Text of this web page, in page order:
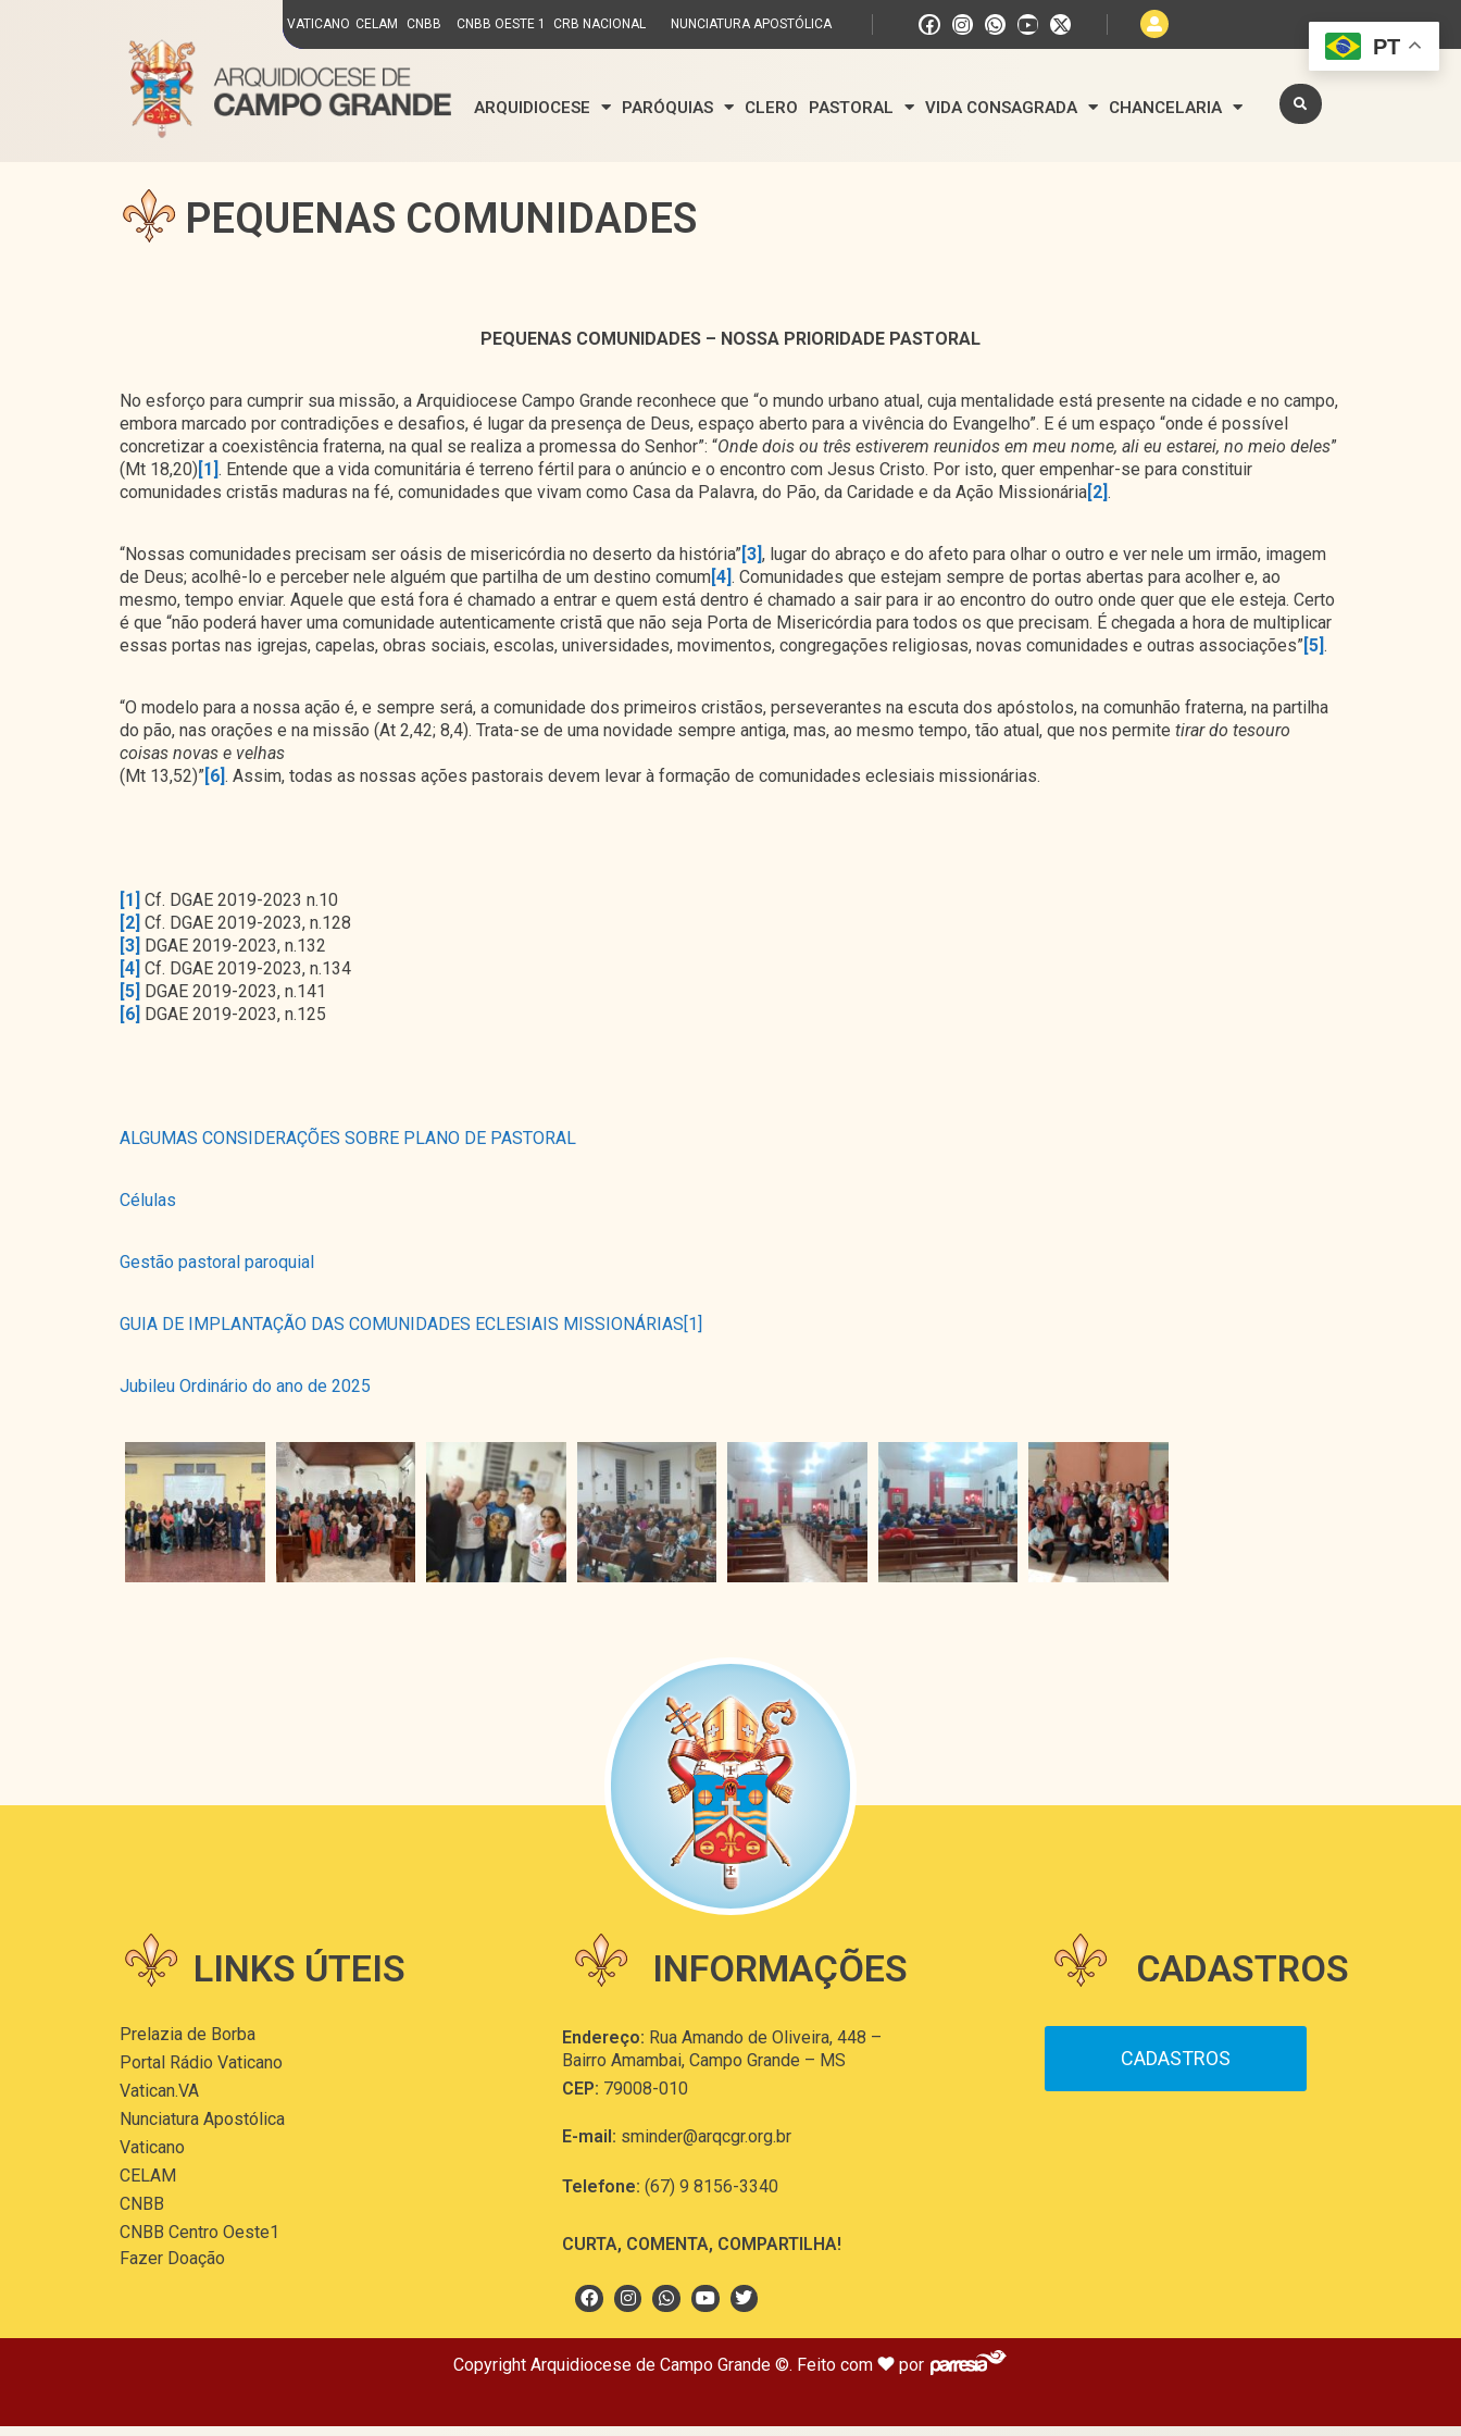
VATICANO CELAM CNBB CNBB OESTE 1 CRB NACIONAL NUNCIATURA APOSTÓLICA
ARQUIDIOCESE PARÓQUIAS CLERO PASTORAL VIDA CONSAGRADA CHANCELARIA
PEQUENAS COMUNIDADES
PEQUENAS COMUNIDADES – NOSSA PRIORIDADE PASTORAL
No esforço para cumprir sua missão, a Arquidiocese Campo Grande reconhece que “o mundo urbano atual, cuja mentalidade está presente na cidade e no campo,
embora marcado por contradições e desafios, é lugar da presença de Deus, espaço aberto para a vivência do Evangelho”. E é um espaço “onde é possível
concretizar a coexistência fraterna, na qual se realiza a promessa do Senhor”: “Onde dois ou três estiverem reunidos em meu nome, ali eu estarei, no meio deles”
(Mt 18,20) [1]. Entende que a vida comunitária é terreno fértil para o anúncio e o encontro com Jesus Cristo. Por isto, quer empenhar-se para constituir
comunidades cristãs maduras na fé, comunidades que vivam como Casa da Palavra, do Pão, da Caridade e da Ação Missionária[2].
“Nossas comunidades precisam ser oásis de misericórdia no deserto da história”[3], lugar do abraço e do afeto para olhar o outro e ver nele um irmão, imagem
de Deus; acolhê-lo e perceber nele alguém que partilha de um destino comum[4]. Comunidades que estejam sempre de portas abertas para acolher e, ao
mesmo, tempo enviar. Aquele que está fora é chamado a entrar e quem está dentro é chamado a sair para ir ao encontro do outro onde quer que ele esteja. Certo
é que “não poderá haver uma comunidade autenticamente cristã que não seja Porta de Misericórdia para todos os que precisam. É chegada a hora de multiplicar
essas portas nas igrejas, capelas, obras sociais, escolas, universidades, movimentos, congregações religiosas, novas comunidades e outras associações”[5].
“O modelo para a nossa ação é, e sempre será, a comunidade dos primeiros cristãos, perseverantes na escuta dos apóstolos, na comunhão fraterna, na partilha
do pão, nas orações e na missão (At 2,42; 8,4). Trata-se de uma novidade sempre antiga, mas, ao mesmo tempo, tão atual, que nos permite tirar do tesouro
coisas novas e velhas
(Mt 13,52)”[6]. Assim, todas as nossas ações pastorais devem levar à formação de comunidades eclesiais missionárias.
[1] Cf. DGAE 2019-2023 n.10
[2] Cf. DGAE 2019-2023, n.128
[3] DGAE 2019-2023, n.132
[4] Cf. DGAE 2019-2023, n.134
[5] DGAE 2019-2023, n.141
[6] DGAE 2019-2023, n.125
ALGUMAS CONSIDERAÇÕES SOBRE PLANO DE PASTORAL
Células
Gestão pastoral paroquial
GUIA DE IMPLANTAÇÃO DAS COMUNIDADES ECLESIAIS MISSIONÁRIAS[1]
Jubileu Ordinário do ano de 2025
LINKS ÚTEIS INFORMAÇÕES CADASTROS
Prelazia de Borba
Portal Rádio Vaticano
Vatican.VA
Nunciatura Apostólica
Vaticano
CELAM
CNBB
CNBB Centro Oeste1
Fazer Doação
Endereço: Rua Amando de Oliveira, 448 –
Bairro Amambai, Campo Grande – MS
CEP: 79008-010
E-mail: sminder@arqcgr.org.br
Telefone: (67) 9 8156-3340
CURTA, COMENTA, COMPARTILHA!
CADASTROS
Copyright Arquidiocese de Campo Grande ©. Feito com por
PT